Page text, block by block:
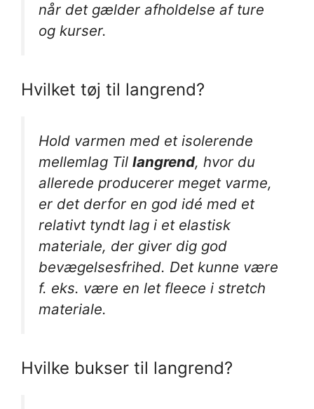
når det gælder afholdelse af ture
og kurser.
Hvilket tøj til langrend?
Hold varmen med et isolerende
mellemlag Til langrend, hvor du
allerede producerer meget varme,
er det derfor en god idé med et
relativt tyndt lag i et elastisk
materiale, der giver dig god
bevægelsesfrihed. Det kunne være
f. eks. være en let fleece i stretch
materiale.
Hvilke bukser til langrend?